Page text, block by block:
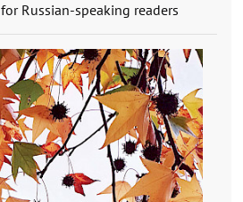
Russian-speaking readers